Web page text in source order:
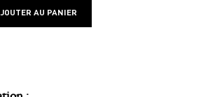
AU PANIER